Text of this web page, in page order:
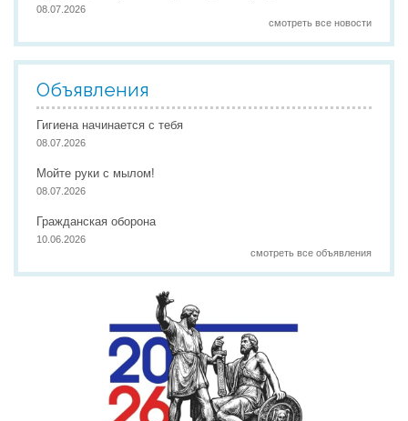
08.07.2026
смотреть все новости
Объявления
Гигиена начинается с тебя
08.07.2026
Мойте руки с мылом!
08.07.2026
Гражданская оборона
10.06.2026
смотреть все объявления